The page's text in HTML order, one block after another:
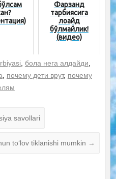
Фарзанд
тарбиясига
лоқайд
бўлмайлик!
(видео)
, бола нега алдайди,
, почему дети врут, почему
savollari
to‘lov tiklanishi mumkin →